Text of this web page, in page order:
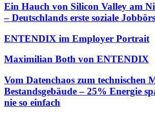
Ein Hauch von Silicon Valley am
– Deutschlands erste soziale
ENTENDIX im Employer Portrait
Maximilian Both von ENTENDIX
Vom Datenchaos zum technischen
Bestandsgebäude – 25% Energie
nie so einfach